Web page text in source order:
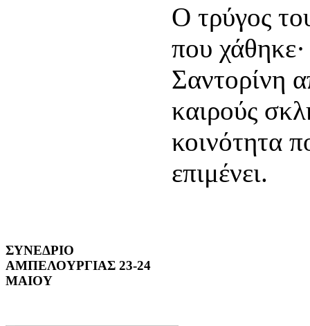
Ο τρύγος
που
Σαντορίνη
καιρούς
κοινότητα
επιμένει.
ΣΥΝΕΔΡΙΟ
ΑΜΠΕΛΟΥΡΓΙΑΣ 23-24
ΜΑΙΟΥ